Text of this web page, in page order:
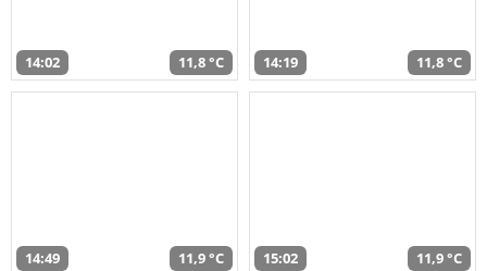
14:02 11,8 °C 14:19 11,8 °C
14:49 11,9 °C 15:02 11,9 °C